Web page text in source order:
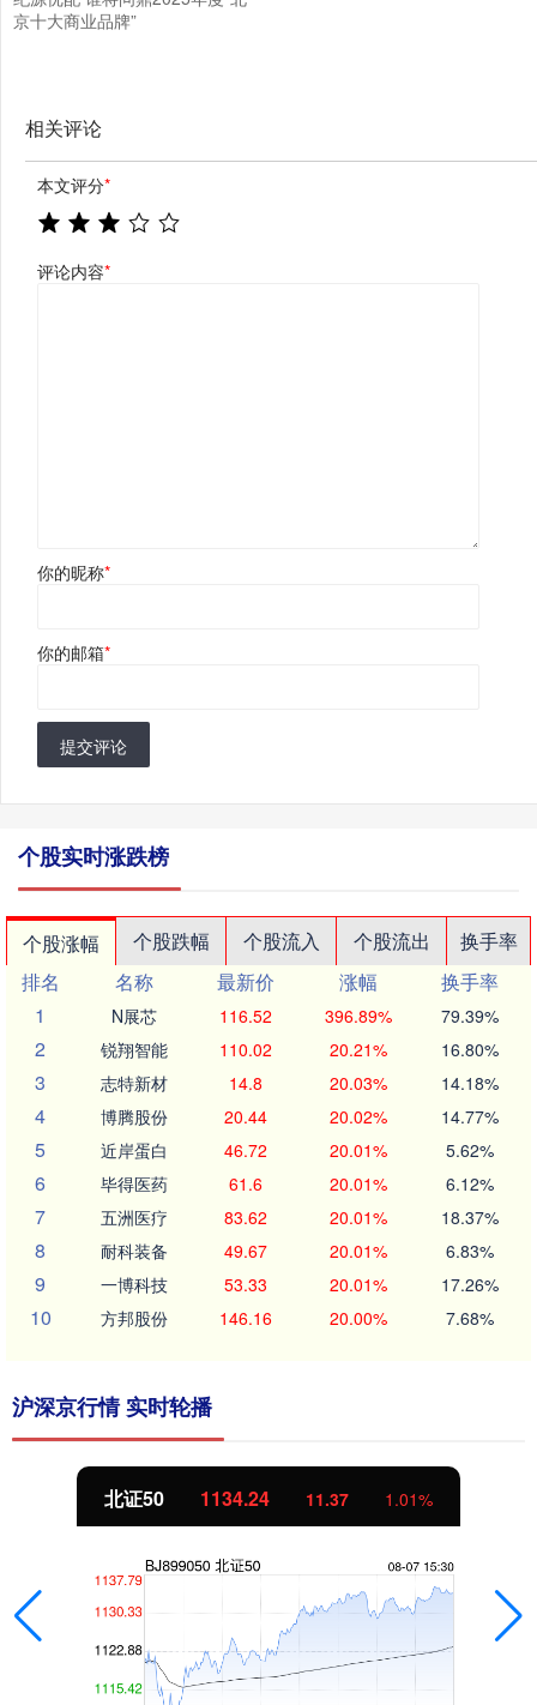
京十大商业品牌”
相关评论
本文评分*
评论内容*
你的昵称*
你的邮箱*
提交评论
个股实时涨跌榜
个股涨幅 个股跌幅 个股流入 个股流出
换手率
排名
名称 最新价 涨幅
换手率
1
N展芯 116.52 396.89% 79.39%
2 锐翔智能 110.02 20.21% 16.80%
3 志特新材 14.8 20.03% 14.18%
4 博腾股份 20.44 20.02% 14.77%
5 近岸蛋白 46.72 20.01% 5.62%
6 毕得医药 61.6 20.01% 6.12%
7 五洲医疗 83.62 20.01% 18.37%
8 耐科装备 49.67 20.01% 6.83%
9 一博科技 53.33 20.01% 17.26%
10 方邦股份 146.16 20.00% 7.68%
沪深京行情 实时轮播
北证50 1134.24 11.37 1.01%